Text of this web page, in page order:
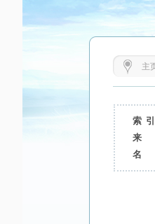
主
索
来
名